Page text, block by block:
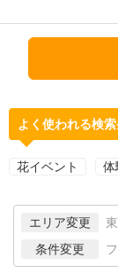
よく使われる検
花イベント 体
エリア変更
条件変更